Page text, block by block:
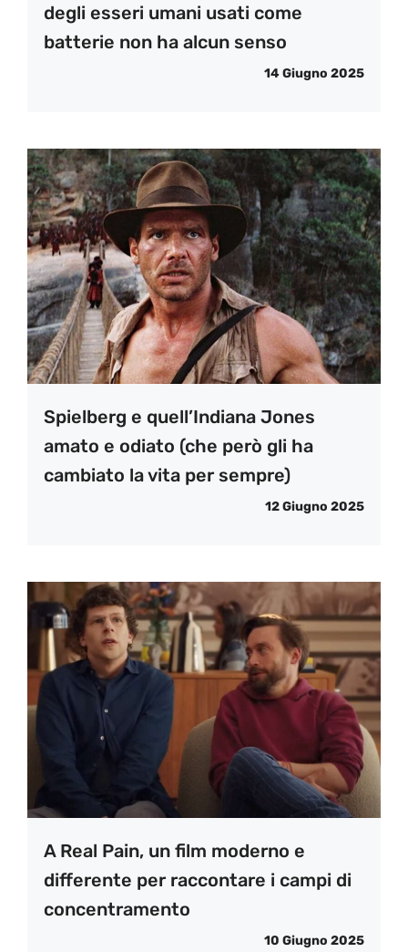
degli esseri umani usati come
batterie non ha alcun senso
14 Giugno 2025
Spielberg e quell’Indiana Jones
amato e odiato (che però gli ha
cambiato la vita per sempre)
12 Giugno 2025
A Real Pain, un film moderno e
differente per raccontare i campi di
concentramento
10 Giugno 2025